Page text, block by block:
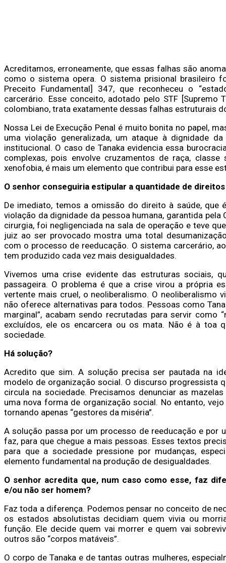
Acreditamos, erroneamente, que essas falhas são
como o sistema opera. O sistema prisional brasileiro
Preceito Fundamental] 347, que reconheceu o
carcerário. Esse conceito, adotado pelo STF
colombiano, trata exatamente dessas falhas estruturais
Nossa Lei de Execução Penal é muito bonita no papel,
uma violação generalizada, um ataque à dignidade
institucional. O caso de Tanaka evidencia essa
complexas, pois envolve cruzamentos de raça,
xenofobia, é mais um elemento que contribui para esse
O senhor conseguiria estipular a quantidade de
De imediato, temos a omissão do direito à saúde, que
violação da dignidade da pessoa humana, garantida pela
cirurgia, foi negligenciada na sala de operação e teve
juiz ao ser provocado mostra uma total
com o processo de reeducação. O sistema carcerário,
tem produzido cada vez mais desigualdades.
Vivemos uma crise evidente das estruturas sociais,
passageira. O problema é que a crise virou a própria
vertente mais cruel, o neoliberalismo. O neoliberalismo
não oferece alternativas para todos. Pessoas como
marginal”, acabam sendo recrutadas para servir como
excluídos, ele os encarcera ou os mata. Não é à toa
sociedade.
Há solução?
Acredito que sim. A solução precisa ser pautada na
modelo de organização social. O discurso progressista
circula na sociedade. Precisamos denunciar as
uma nova forma de organização social. No entanto,
tornando apenas “gestores da miséria”.
A solução passa por um processo de reeducação e por
faz, para que chegue a mais pessoas. Esses textos
para que a sociedade pressione por mudanças,
elemento fundamental na produção de desigualdades.
O senhor acredita que, num caso como esse, faz
e/ou não ser homem?
Faz toda a diferença. Podemos pensar no conceito de
os estados absolutistas decidiam quem vivia ou
função. Ele decide quem vai morrer e quem vai
outros são “corpos matáveis”.
O corpo de Tanaka e de tantas outras mulheres,